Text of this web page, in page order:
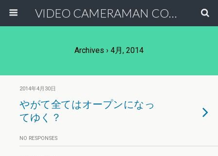
VIDEO CAMERAMAN COMMUNITY
Archives › 4月, 2014
2014年4月30日
やがて全てはオープンになっ
てゆく？
NO RESPONSES